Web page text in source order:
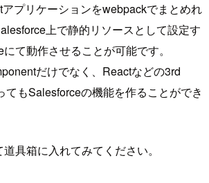
プリケーションをwebpackでまとめれ
上で静的リソースとして設定す
て動作させることが可能です。
だけでなく、Reactなどの3rd
てもSalesforceの機能を作ることができ
具箱に入れてみてください。